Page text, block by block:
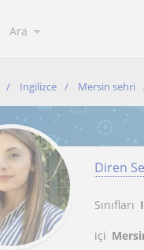
Ara
Ingilizce Mersin sehri
Diren
Sınıfları
içi